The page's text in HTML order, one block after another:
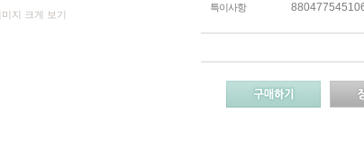
미지 크게 보기
특이사항